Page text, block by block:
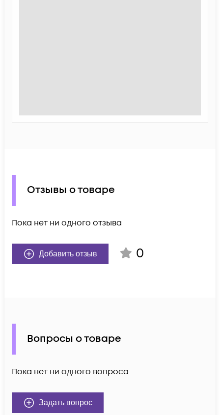
Отзывы о товаре
Пока нет ни одного отзыва
Добавить отзыв 0
Вопросы о товаре
Пока нет ни одного вопроса.
Задать вопрос